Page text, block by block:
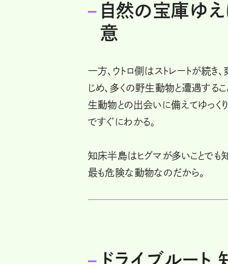
自然の宝庫ゆ
意
一方、ウトロ側はストレートが続き
じめ、多くの野生動物と遭遇する
生動物との出会いに備えてゆっく
ですぐにわかる。
知床半島はヒグマが多いことでも
最も危険な動物なのだから。
ドライブルート